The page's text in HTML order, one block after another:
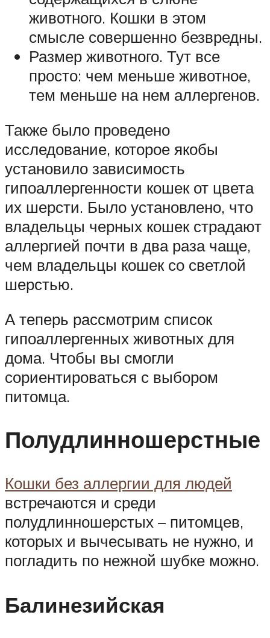
животного. Кошки в этом
смысле совершенно безвредны.
Размер животного. Тут все
просто: чем меньше животное,
тем меньше на нем аллергенов.
Также было проведено
исследование, которое якобы
установило зависимость
гипоаллергенности кошек от цвета
их шерсти. Было установлено, что
владельцы черных кошек страдают
аллергией почти в два раза чаще,
чем владельцы кошек со светлой
шерстью.
А теперь рассмотрим список
гипоаллергенных животных для
дома. Чтобы вы смогли
сориентироваться с выбором
питомца.
Полудлинношерстные
Кошки без аллергии для людей
встречаются и среди
полудлинношерстых – питомцев,
которых и вычесывать не нужно, и
погладить по нежной шубке можно.
Балинезийская